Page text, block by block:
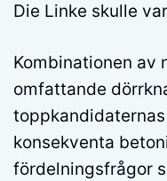
Die Linke skulle
Kombinationen av
omfattande
konsekventa
fördelningsfrågor